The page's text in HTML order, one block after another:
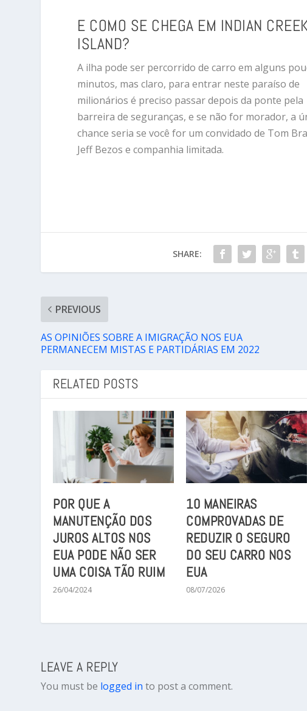
E COMO SE CHEGA EM INDIAN
ISLAND?
A ilha pode ser percorrido de carro em alguns
minutos, mas claro, para entrar neste paraíso de
milionários é preciso passar depois da ponte pela
barreira de seguranças, e se não for morador, a
chance seria se você for um convidado de Tom
Jeff Bezos e companhia limitada.
SHARE:
PREVIOUS
AS OPINIÕES SOBRE A IMIGRAÇÃO NOS EUA
PERMANECEM MISTAS E PARTIDÁRIAS EM 2022
RELATED POSTS
POR QUE A
MANUTENÇÃO DOS
JUROS ALTOS NOS
EUA PODE NÃO SER
UMA COISA TÃO RUIM
26/04/2024
10 MANEIRAS
COMPROVADAS DE
REDUZIR O SEGURO
DO SEU CARRO NOS
EUA
08/07/2026
LEAVE A REPLY
You must be logged in to post a comment.